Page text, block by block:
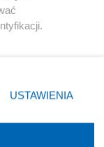
prywatności
zgody
takiemu
USTAWIENIA